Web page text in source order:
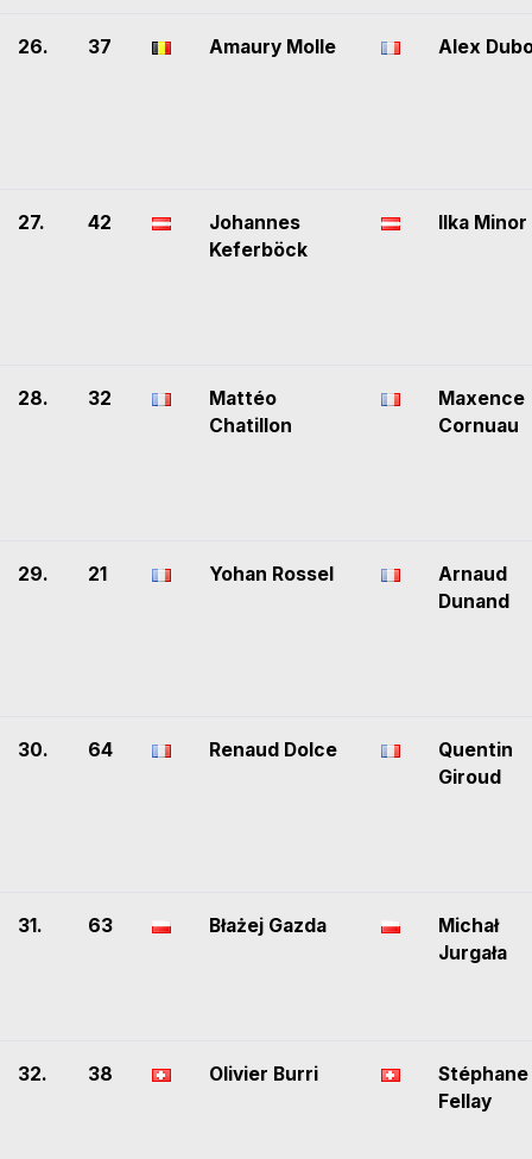
26. 37 Amaury Molle Alex
27. 42
Johannes
Keferböck
Ilka Minor
28. 32
Mattéo
Chatillon
Maxence
Cornuau
29. 21 Yohan Rossel
Arnaud
Dunand
30. 64 Renaud Dolce
Quentin
Giroud
31. 63 Błażej Gazda
Michał
Jurgała
32. 38 Olivier Burri
Stéphane
Fellay